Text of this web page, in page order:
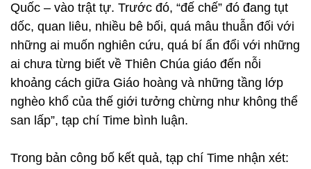
Quốc – vào trật tự. Trước đó, “đế chế” đó đang tụt
dốc, quan liêu, nhiều bê bối, quá mâu thuẫn đối với
những ai muốn nghiên cứu, quá bí ẩn đổi với những
ai chưa từng biết về Thiên Chúa giáo đến nỗi
khoảng cách giữa Giáo hoàng và những tầng lớp
nghèo khổ của thế giới tưởng chừng như không thể
san lấp”, tạp chí Time bình luận.
Trong bản công bố kết quả, tạp chí Time nhận xét: